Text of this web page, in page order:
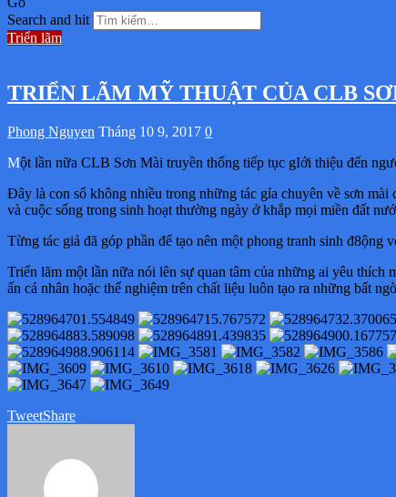
Search and hit
Triển lãm
TRIỂN LÃM MỸ THUẬT CỦA CLB
Phong Nguyen Tháng 10 9, 2017 0
Một lần nữa CLB Sơn Mài truyền thống tiếp tục gIới thiệu đến
Đây là con số không nhiều trong những tác gỉa chuyên về sơn
và cuộc sống trong sinh hoạt thường ngày ở khắp mọi miền đất
Từng tác giả đã góp phần để tạo nên một phong tranh sinh đ8ộng
Triển lãm một lần nữa nói lên sự quan tâm của những ai yêu thích
ấn cá nhân hoặc thể nghiệm trên chất liệu luôn tạo ra những bất
TweetShare